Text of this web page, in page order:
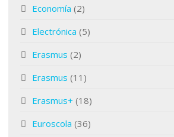
Economía (2)
Electrónica (5)
Erasmus (2)
Erasmus (11)
Erasmus+ (18)
Euroscola (36)